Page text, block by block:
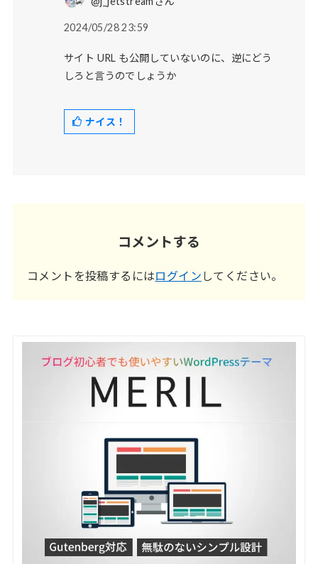
2024/05/28 23:59
サイト URL も公開していないのに、逆にどう
しろと言うのでしょうか
ナイス！
コメントする
コメントを投稿するにはログイン してください。